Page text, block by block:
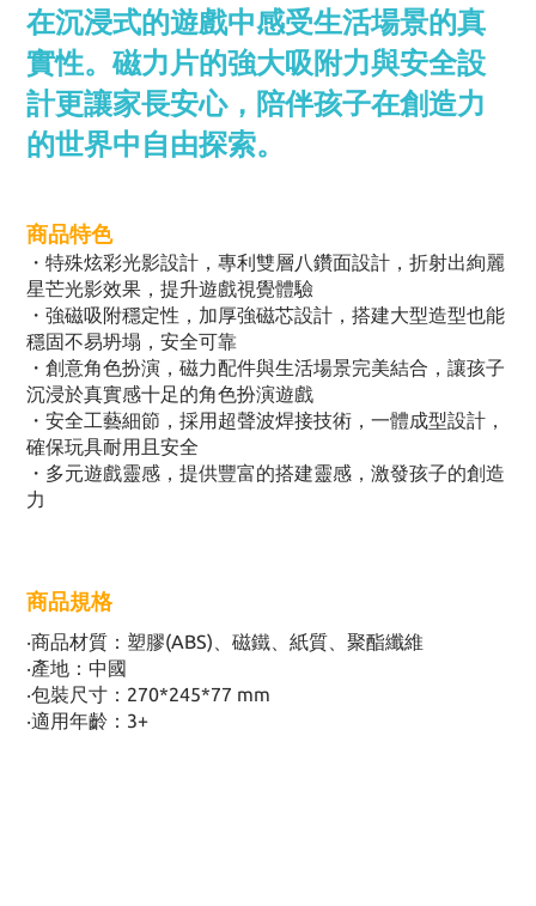
在沉浸式的遊戲中感受生活場景的真
實性。磁力片的強大吸附力與安全設
計更讓家長安心，陪伴孩子在創造力
的世界中自由探索。
商品特色
・特殊炫彩光影設計，專利雙層八鑽面設計，折射出絢麗
星芒光影效果，提升遊戲視覺體驗
・強磁吸附穩定性，加厚強磁芯設計，搭建大型造型也能
穩固不易坍塌，安全可靠
・創意角色扮演，磁力配件與生活場景完美結合，讓孩子
沉浸於真實感十足的角色扮演遊戲
・安全工藝細節，採用超聲波焊接技術，一體成型設計，
確保玩具耐用且安全
・多元遊戲靈感，提供豐富的搭建靈感，激發孩子的創造
力
商品規格
‧商品材質：塑膠(ABS)、磁鐵、紙質、聚酯纖維
‧產地：中國
‧包裝尺寸：270*245*77 mm
‧適用年齡：3+